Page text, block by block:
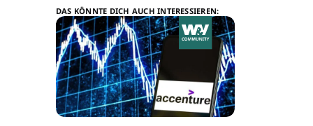
DAS KÖNNTE DICH AUCH INTERESSIEREN: